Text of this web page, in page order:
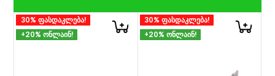
30% ფასდაკლება!
+20% ონლაინ!
30% ფასდაკლება!
+20% ონლაინ!